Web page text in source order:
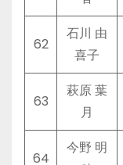
62
石川 由
喜子
63
萩原 葉
月
64
今野 明